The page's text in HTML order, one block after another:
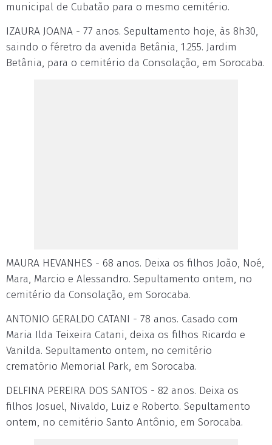
municipal de Cubatão para o mesmo cemitério.
IZAURA JOANA - 77 anos. Sepultamento hoje, às 8h30,
saindo o féretro da avenida Betânia, 1.255. Jardim
Betânia, para o cemitério da Consolação, em Sorocaba.
MAURA HEVANHES - 68 anos. Deixa os filhos João, Noé,
Mara, Marcio e Alessandro. Sepultamento ontem, no
cemitério da Consolação, em Sorocaba.
ANTONIO GERALDO CATANI - 78 anos. Casado com
Maria Ilda Teixeira Catani, deixa os filhos Ricardo e
Vanilda. Sepultamento ontem, no cemitério
crematório Memorial Park, em Sorocaba.
DELFINA PEREIRA DOS SANTOS - 82 anos. Deixa os
filhos Josuel, Nivaldo, Luiz e Roberto. Sepultamento
ontem, no cemitério Santo Antônio, em Sorocaba.